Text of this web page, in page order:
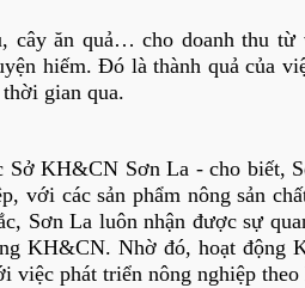
cây ăn quả… cho doanh thu
hiếm. Đó là thành quả của
thời gian qua.
Sở KH&CN Sơn La - cho biết,
với các sản phẩm nông sản
Sơn La luôn nhận được sự
KH&CN. Nhờ đó, hoạt động
việc phát triển nông nghiệp